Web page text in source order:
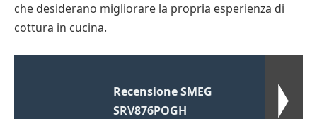
che desiderano migliorare la propria esperienza di
cottura in cucina.
Recensione SMEG
SRV876POGH